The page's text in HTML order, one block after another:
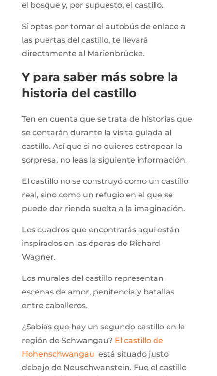
el bosque y, por supuesto, el castillo.
Si optas por tomar el autobús de enlace a
las puertas del castillo, te llevará
directamente al Marienbrücke.
Y para saber más sobre la
historia del castillo
Ten en cuenta que se trata de historias que
se contarán durante la visita guiada al
castillo. Así que si no quieres estropear la
sorpresa, no leas la siguiente información.
El castillo no se construyó como un castillo
real, sino como un refugio en el que se
puede dar rienda suelta a la imaginación.
Los cuadros que encontrarás aquí están
inspirados en las óperas de Richard
Wagner.
Los murales del castillo representan
escenas de amor, penitencia y batallas
entre caballeros.
¿Sabías que hay un segundo castillo en la
región de Schwangau? El castillo de
Hohenschwangau está situado justo
debajo de Neuschwanstein. Fue el castillo